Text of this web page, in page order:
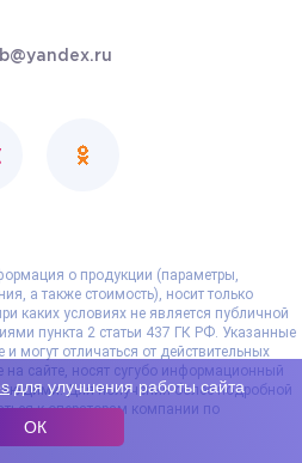
о продукции (параметры,
а также стоимость), носит только
каких условиях не является публичной
пункта 2 статьи 437 ГК РФ. Указанные
могут отличаться от действительных
сайте, носят сугубо информационный
Для получения более подробной
к операторам компании по
для улучшения работы сайта
ОК